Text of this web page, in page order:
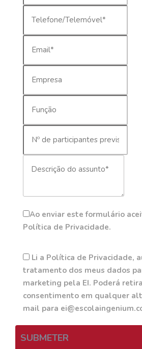
Ao enviar este formulário
Política de Privacidade.
Li a Política de Privacidade,
tratamento dos meus dados
marketing pela EI. Poderá
consentimento em qualquer
mail para
SUBMETER